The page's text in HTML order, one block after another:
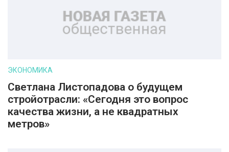
ЭКОНОМИКА
Светлана Листопадова о будущем
стройотрасли: «Сегодня это вопрос
качества жизни, а не квадратных
метров»